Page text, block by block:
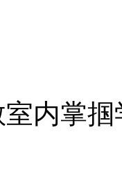
验
掌掴